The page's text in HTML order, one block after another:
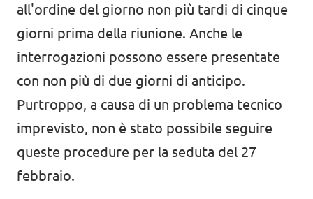
all'ordine del giorno non più tardi di cinque
giorni prima della riunione. Anche le
interrogazioni possono essere presentate
con non più di due giorni di anticipo.
Purtroppo, a causa di un problema tecnico
imprevisto, non è stato possibile seguire
queste procedure per la seduta del 27
febbraio.